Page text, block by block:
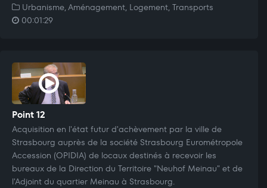
Urbanisme, Aménagement, Logement, Transports
00:01:29
Point 12
Acquisition en l'état futur d'achèvement par la ville de
Strasbourg auprès de la société Strasbourg Eurométropole
Accession (OPIDIA) de locaux destinés à recevoir les
bureaux de la Direction du Territoire "Neuhof Meinau" et de
l'Adjoint du quartier Meinau à Strasbourg.